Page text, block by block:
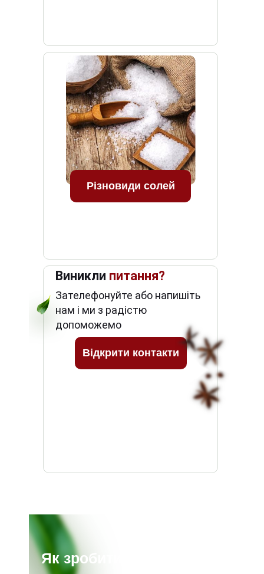
Різновиди солей
Виникли питання?
Зателефонуйте або напишіть
нам і ми з радістю
допоможемо
Відкрити контакти
Як зробити замовлення?